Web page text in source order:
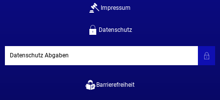
Impressum
Datenschutz
Datenschutz Abgaben
Barrierefreiheit